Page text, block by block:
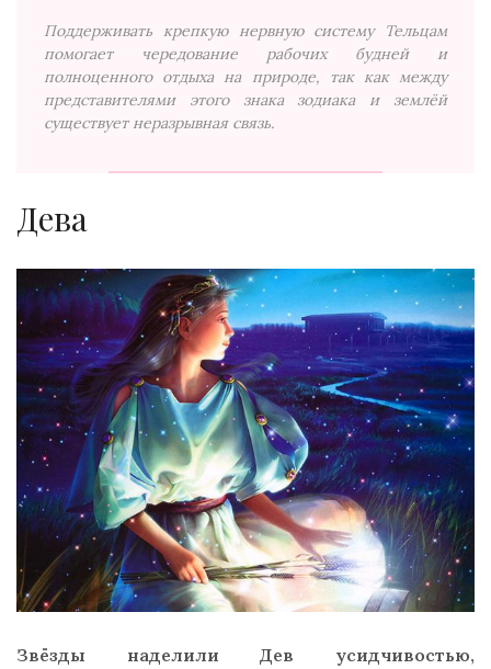
Поддерживать крепкую нервную систему Тельцам
помогает чередование рабочих будней и
полноценного отдыха на природе, так как между
представителями этого знака зодиака и землёй
существует неразрывная связь.
Дева
Звёзды наделили Дев усидчивостью,